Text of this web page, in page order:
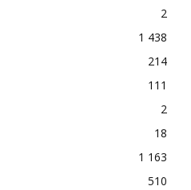
2
1 438
214
111
2
18
1 163
510